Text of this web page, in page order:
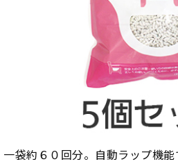
一袋約６０回分。自動ラップ機